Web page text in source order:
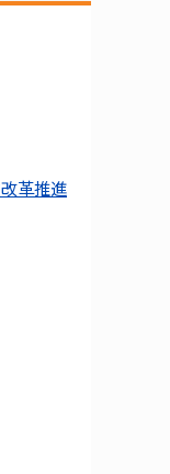
革推進